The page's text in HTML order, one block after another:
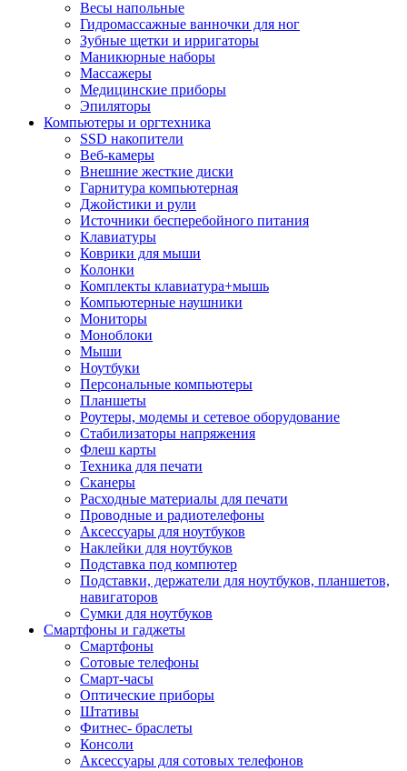
Весы напольные
Гидромассажные ванночки для ног
Зубные щетки и ирригаторы
Маникюрные наборы
Массажеры
Медицинские приборы
Эпиляторы
Компьютеры и оргтехника
SSD накопители
Веб-камеры
Внешние жесткие диски
Гарнитура компьютерная
Джойстики и рули
Источники бесперебойного питания
Клавиатуры
Коврики для мыши
Колонки
Комплекты клавиатура+мышь
Компьютерные наушники
Мониторы
Моноблоки
Мыши
Ноутбуки
Персональные компьютеры
Планшеты
Роутеры, модемы и сетевое оборудование
Стабилизаторы напряжения
Флеш карты
Техника для печати
Сканеры
Расходные материалы для печати
Проводные и радиотелефоны
Аксессуары для ноутбуков
Наклейки для ноутбуков
Подставка под компютер
Подставки, держатели для ноутбуков, планшетов,
навигаторов
Сумки для ноутбуков
Смартфоны и гаджеты
Смартфоны
Сотовые телефоны
Смарт-часы
Оптические приборы
Штативы
Фитнес- браслеты
Консоли
Аксессуары для сотовых телефонов